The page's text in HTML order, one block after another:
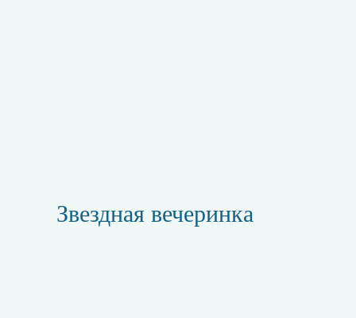
Звездная вечеринка